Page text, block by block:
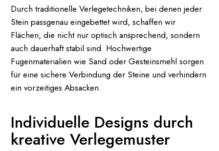
Durch traditionelle Verlegetechniken, bei denen jeder
Stein passgenau eingebettet wird, schaffen wir
Flächen, die nicht nur optisch ansprechend, sondern
auch dauerhaft stabil sind. Hochwertige
Fugenmaterialien wie Sand oder Gesteinsmehl sorgen
für eine sichere Verbindung der Steine und verhindern
ein vorzeitiges Absacken.
Individuelle Designs durch
kreative Verlegemuster